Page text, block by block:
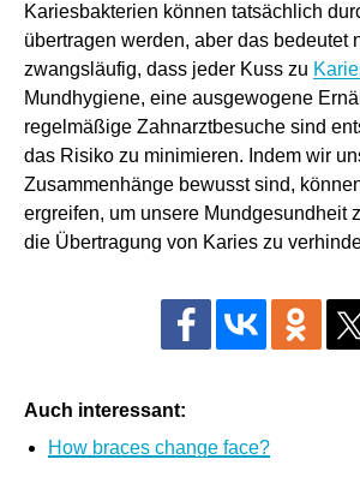
Kariesbakterien können tatsächlich
übertragen werden, aber das bedeutet
zwangsläufig, dass jeder Kuss zu
Mundhygiene, eine ausgewogene
regelmäßige Zahnarztbesuche sind
das Risiko zu minimieren. Indem wir
Zusammenhänge bewusst sind,
ergreifen, um unsere Mundgesundheit
die Übertragung von Karies zu
Auch interessant:
How braces change face?